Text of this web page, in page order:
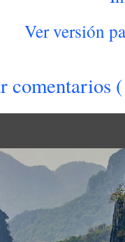
Ver versión
comentarios